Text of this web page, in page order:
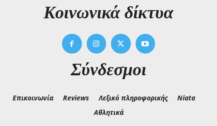
Kοινωνικά δίκτυα
Σύνδεσμοι
Επικοινωνία Reviews Λεξικό πληροφορικής
Niata
Αθλητικά